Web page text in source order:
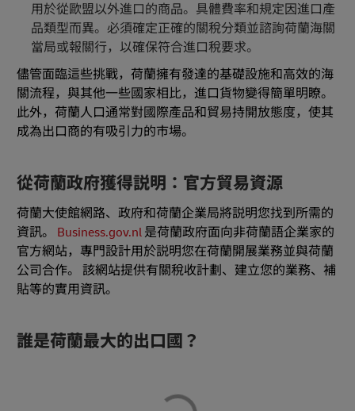
用於從歐盟以外進口的商品。具體費率和規定因進口產
品類型而異。必須確定正確的關稅分類並諮詢荷蘭海關
當局或報關行，以確保符合進口稅要求。
儘管面臨這些挑戰，荷蘭擁有發達的基礎設施和高效的海
關流程，與其他一些國家相比，進口貨物變得簡單明瞭。
此外，荷蘭人口通常對國際產品和貿易持開放態度，使其
成為出口商的有吸引力的市場。
從荷蘭政府獲得説明：官方貿易資源
荷蘭大使館網路、政府和荷蘭企業局將説明您找到所需的
資訊。 Business.gov.nl 是荷蘭政府面向非荷蘭語企業家的
官方網站，專門設計用於説明您在荷蘭開展業務並與荷蘭
公司合作。 該網站提供有關稅收計劃、建立您的業務、補
貼等的實用資訊。
誰是荷蘭最大的出口國？